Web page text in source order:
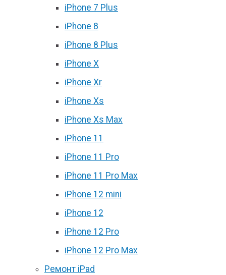
iPhone 7 Plus
iPhone 8
iPhone 8 Plus
iPhone X
iPhone Xr
iPhone Xs
iPhone Xs Max
iPhone 11
iPhone 11 Pro
iPhone 11 Pro Max
iPhone 12 mini
iPhone 12
iPhone 12 Pro
iPhone 12 Pro Max
Ремонт iPad